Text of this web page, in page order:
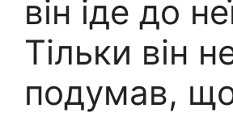
він іде до
Тільки він
подумав,